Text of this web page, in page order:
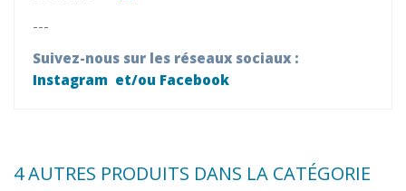
---
Suivez-nous sur les réseaux sociaux :
Instagram et/ou Facebook
4 AUTRES PRODUITS DANS LA CATÉGORIE